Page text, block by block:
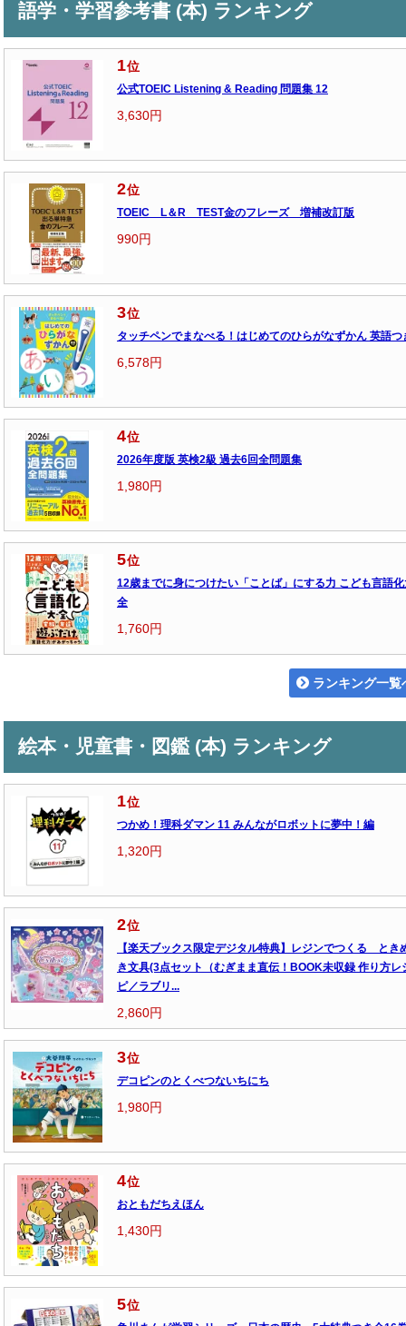
語学・学習参考書 (本) ランキング
1位
公式TOEIC Listening & Reading 問題集 12
3,630円
2位
TOEIC L＆R TEST金のフレーズ 増補改訂版
990円
3位
タッチペンでまなべる！はじめてのひらがなずかん 英語つ
6,578円
4位
2026年度版 英検2級 過去6回全問題集
1,980円
5位
12歳までに身につけたい「ことば」にする力 こども言語
全
1,760円
ランキング一覧
絵本・児童書・図鑑 (本) ランキング
1位
つかめ！理科ダマン 11 みんながロボットに夢中！編
1,320円
2位
【楽天ブックス限定デジタル特典】レジンでつくる とき
き文具(3点セット（むぎまま直伝！BOOK未収録 作り方レ
ピ／ラブリ...
2,860円
3位
デコピンのとくべつないちにち
1,980円
4位
おともだちえほん
1,430円
5位